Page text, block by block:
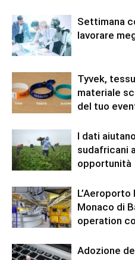
Settimana
lavorare
Tyvek,
materiale
del tuo
I dati
sudafricani
opportunità
Monaco di
operation
Adozione